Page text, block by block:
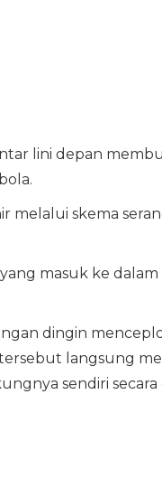
lini depan
melalui skema
yang masuk ke
dingin
langsung
sendiri secara